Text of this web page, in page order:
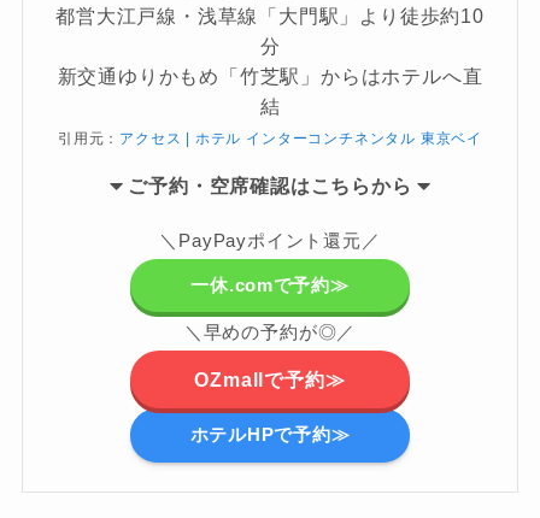
都営大江戸線・浅草線「大門駅」より徒歩約10
分
新交通ゆりかもめ「竹芝駅」からはホテルへ直
結
引用元： アクセス | ホテル インターコンチネンタル 東京ベイ
ご予約・空席確認はこちらから
＼PayPayポイント還元／
一休.comで予約≫
＼早めの予約が◎／
OZmallで予約≫
ホテルHPで予約≫